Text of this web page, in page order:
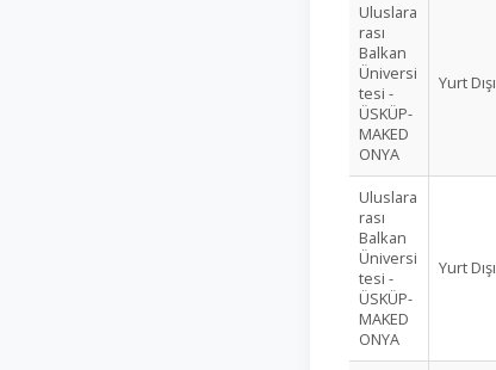
Uluslara
rası
Balkan
Üniversi
tesi -
ÜSKÜP-
MAKED
ONYA
Yurt Dışı
Uluslara
rası
Balkan
Üniversi
tesi -
ÜSKÜP-
MAKED
ONYA
Yurt Dışı